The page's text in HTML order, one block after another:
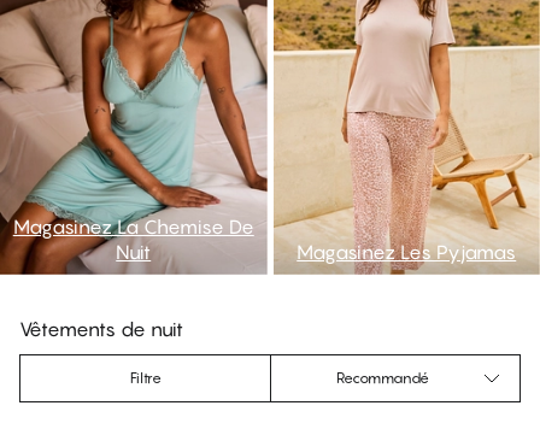
Magasinez La Chemise De
Nuit
Magasinez Les Pyjamas
Vêtements de nuit
Filtre Recommandé